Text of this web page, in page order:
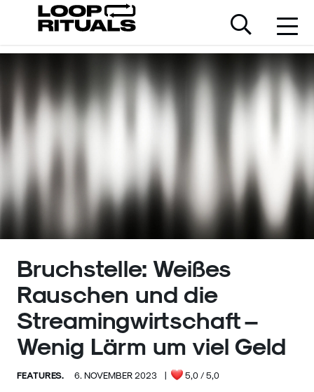
Bruchstelle: Weißes
Rauschen und die
Streamingwirtschaft –
Wenig Lärm um viel Geld
FEATURES. 6. NOVEMBER 2023 | 5,0 / 5,0